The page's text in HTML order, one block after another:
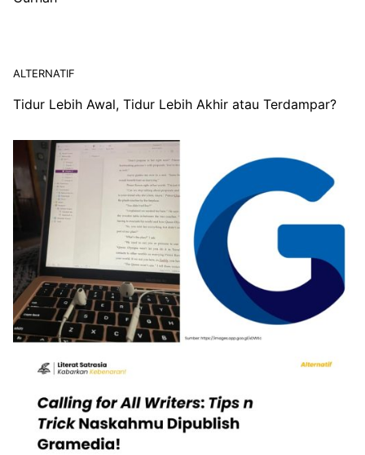
ALTERNATIF
Online Book Launch & Meet the Author “Paradise”
Gurnah